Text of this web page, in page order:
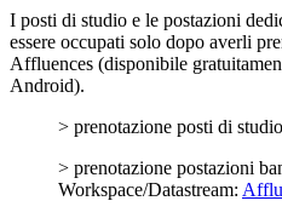
I posti di studio e le postazioni
essere occupati solo dopo averli
Affluences (disponibile
Android).
> prenotazione posti di
> prenotazione postazioni
Workspace/Datastream: